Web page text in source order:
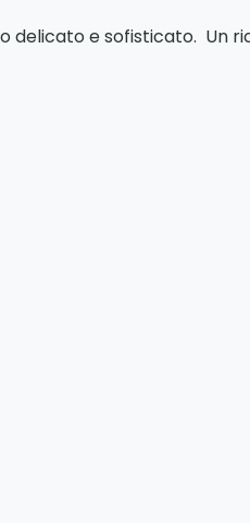
delicato e sofisticato. Un